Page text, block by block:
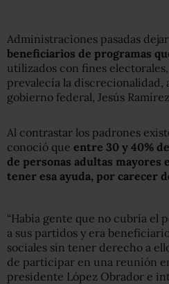
Administraciones pasadas
beneficiarios de programas
utilizados con fines
prevalecía la discrecionalidad,
gobierno federal, Jesús
Al contrastar los padrones
conoció que entre 30 y 40%
de personas adultas mayores
tener esa ayuda, por carecer
“Había gente que no cubría el
a sus partidos y era
sociales sin tener derecho a
de participar en una reunión
presidente López Obrador e